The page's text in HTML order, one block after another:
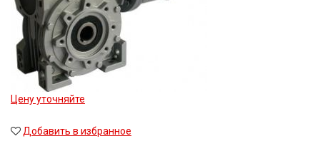
Цену уточняйте
Добавить в избранное